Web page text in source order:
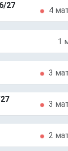
27
4
1
3
3
2